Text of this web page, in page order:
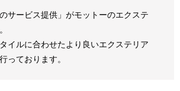
サービス提供」がモットーのエクステ
イルに合わせたより良いエクステリア
っております。